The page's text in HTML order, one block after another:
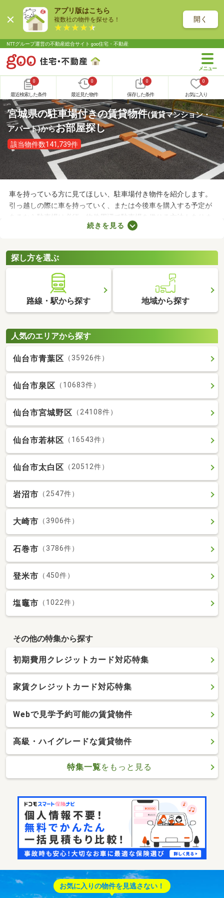
アプリ版はこちら
複数社の物件を探せる！ 開く
NTTグループ運営の不動産総合サイト goo住宅・不動産
0
最近検索した条件
0
最近見た物件
0
保存した条件
0
お気に入り
宮城県の駐車場付きの賃貸物件(賃貸マンション・
アパート)からお部屋探し
該当物件数141,739件
車を持っている方に見てほしい、駐車場付き物件を紹介します。
引っ越しの際に車を持っていく、または今後車を購入する予定が
あるなら駐車場は必須。物件周辺で駐車場を借りる方法もありま
すが、月々の費用が割高になる恐れもあります。駐車場の費用を
気になるお部屋を探してみましょう。
続きを見る
探し方を選ぶ
路線・駅から探す 地域から探す
人気のエリアから探す
仙台市青葉区 （35926件）
仙台市泉区 （10683件）
仙台市宮城野区 （24108件）
仙台市若林区 （16543件）
仙台市太白区 （20512件）
岩沼市 （2547件）
大崎市 （3906件）
石巻市 （3786件）
登米市 （450件）
塩竈市 （1022件）
その他の特集から探す
初期費用クレジットカード対応特集
家賃クレジットカード対応特集
Webで見学予約可能の賃貸物件
高級・ハイグレードな賃貸物件
特集一覧をもっと見る
お気に入りの物件を見逃さない！